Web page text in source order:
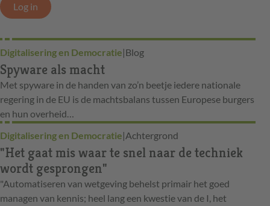
Log in
Digitalisering en Democratie|Blog
Spyware als macht
Met spyware in de handen van zo’n beetje iedere nationale
regering in de EU is de machtsbalans tussen Europese burgers
en hun overheid…
Digitalisering en Democratie|Achtergrond
"Het gaat mis waar te snel naar de techniek
wordt gesprongen"
"Automatiseren van wetgeving behelst primair het goed
managen van kennis; heel lang een kwestie van de I, het